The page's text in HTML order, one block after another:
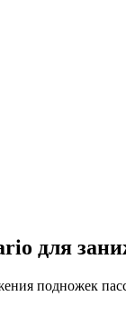
для
подножек